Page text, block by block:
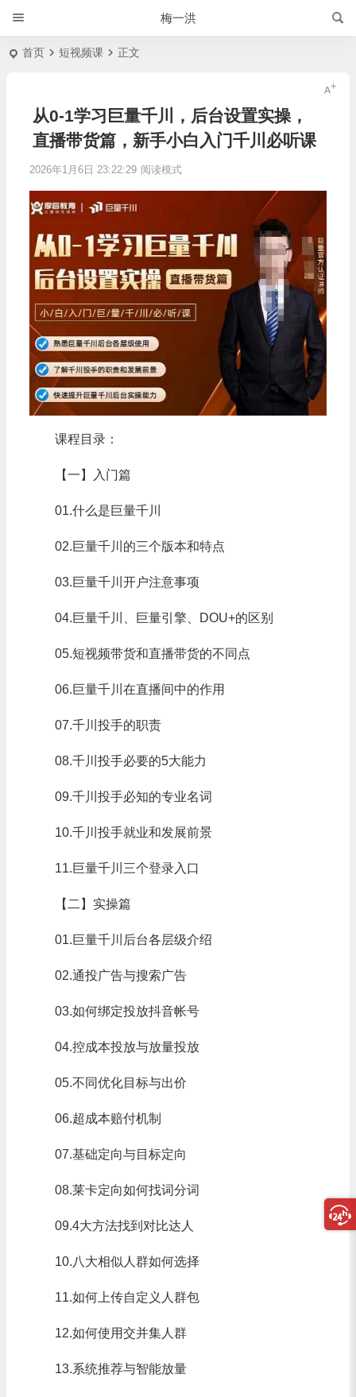
梅一洪
首页 短视频课 正文
从0-1学习巨量千川，后台设置实操，
直播带货篇，新手小白入门千川必听课
2026年1月6日 23:22:29 阅读模式
课程目录：
【一】入门篇
01.什么是巨量千川
02.巨量千川的三个版本和特点
03.巨量千川开户注意事项
04.巨量千川、巨量引擎、DOU+的区别
05.短视频带货和直播带货的不同点
06.巨量千川在直播间中的作用
07.千川投手的职责
08.千川投手必要的5大能力
09.千川投手必知的专业名词
10.千川投手就业和发展前景
11.巨量千川三个登录入口
【二】实操篇
01.巨量千川后台各层级介绍
02.通投广告与搜索广告
03.如何绑定投放抖音帐号
04.控成本投放与放量投放
05.不同优化目标与出价
06.超成本赔付机制
07.基础定向与目标定向
08.莱卡定向如何找词分词
09.4大方法找到对比达人
10.八大相似人群如何选择
11.如何上传自定义人群包
12.如何使用交并集人群
13.系统推荐与智能放量